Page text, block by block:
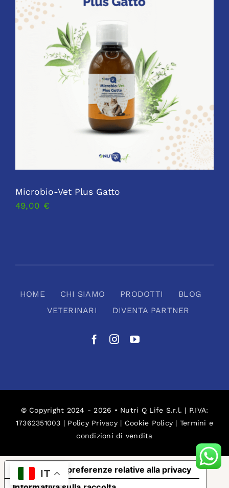
Microbio-Vet Plus Gatto
49,00 €
HOME CHI SIAMO PRODOTTI
BLOG
VETERINARI
DIVENTA PARTNER
© Copyright 2024 - 2026 • Nutri Q Life S.r.l. | P.IVA:
17362351003 | Policy Privacy | Cookie Policy | Termini e
condizioni di vendita
IT
Le tue preferenze relative alla privacy